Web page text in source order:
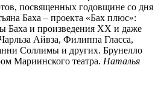
посвященных годовщине со дня
Баха – проекта «Бах плюс»:
Баха и произведения XX и даже
Айвза, Филиппа Гласса,
Соллимы и других. Брунелло
Мариинского театра. Наталья